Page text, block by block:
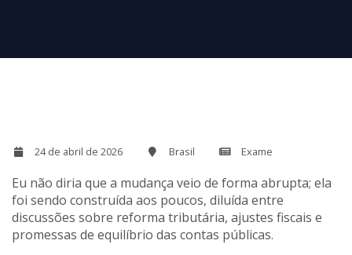
24 de abril de 2026 Brasil Exame
Eu não diria que a mudança veio de forma abrupta; ela
foi sendo construída aos poucos, diluída entre
discussões sobre reforma tributária, ajustes fiscais e
promessas de equilíbrio das contas públicas.